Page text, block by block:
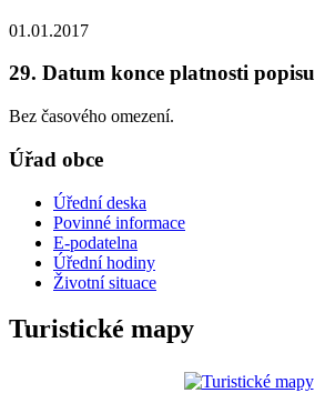
01.01.2017
29. Datum konce platnosti popisu
Bez časového omezení.
Úřad obce
Úřední deska
Povinné informace
E-podatelna
Úřední hodiny
Životní situace
Turistické mapy